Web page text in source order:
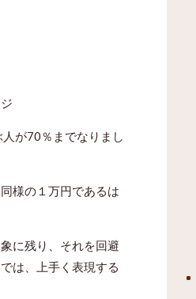
が70％までなりまし
様の１万円であるは
に残り、それを回避
は、上手く表現する